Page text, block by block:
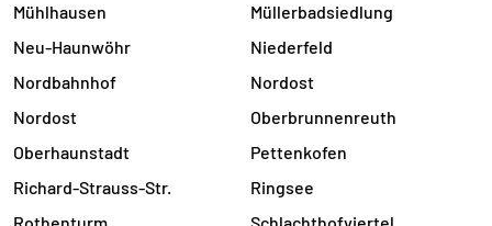
Mühlhausen
Müllerbadsiedlung
Neu-Haunwöhr
Niederfeld
Nordbahnhof
Nordost
Nordost
Oberbrunnenreuth
Oberhaunstadt
Pettenkofen
Richard-Strauss-Str.
Ringsee